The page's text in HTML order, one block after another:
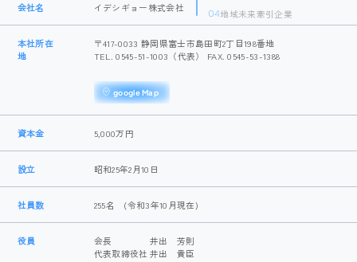
会社名 イデシギョー株式会社
本社所在
地
〒417-0033 静岡県富士市島田町2丁目198番地
TEL. 0545-51-1003（代表） FAX. 0545-53-1388
google Map
資本金 5,000万円
設立 昭和25年2月10日
社員数 255名 (令和3年10月現在)
役員 会長
井出 芳則
代表取締役社 井出 貴臣
04地域未来牽引企業